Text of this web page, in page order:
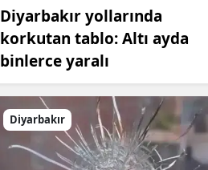
Diyarbakır yollarında
korkutan tablo: Altı ayda
binlerce yaralı
Diyarbakır